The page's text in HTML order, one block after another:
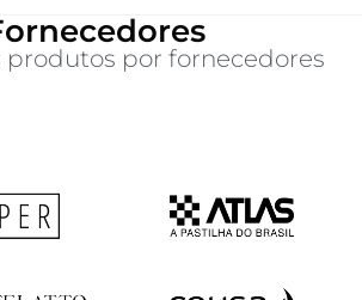
produtos por fornecedores